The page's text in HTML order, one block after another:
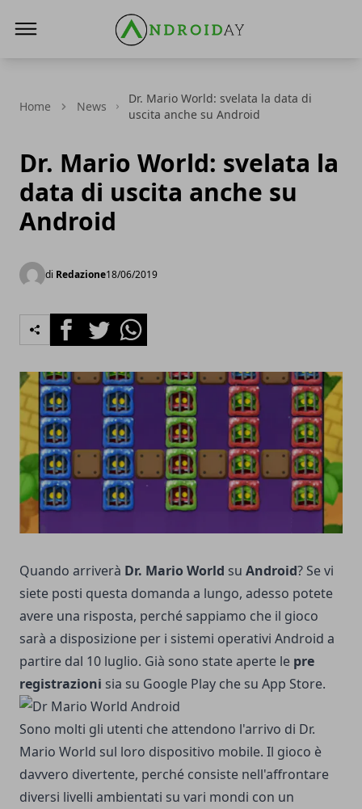
Home News
Dr. Mario World: svelata la data di
uscita anche su Android
Dr. Mario World: svelata la
data di uscita anche su
Android
di Redazione18/06/2019
FacebookTwitterWhatsapp
Quando arriverà Dr. Mario World su Android? Se vi
siete posti questa domanda a lungo, adesso potete
avere una risposta, perché sappiamo che il gioco
sarà a disposizione per i sistemi operativi Android a
partire dal 10 luglio. Già sono state aperte le pre
registrazioni sia su Google Play che su App Store.
Sono molti gli utenti che attendono l'arrivo di Dr.
Mario World sul loro dispositivo mobile. Il gioco è
davvero divertente, perché consiste nell'affrontare
diversi livelli ambientati su vari mondi con un